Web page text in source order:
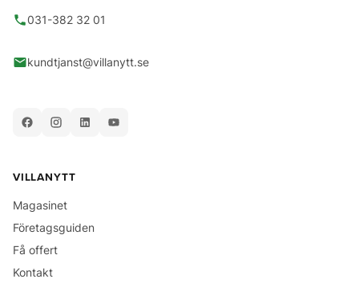
031-382 32 01
kundtjanst@villanytt.se
VILLANYTT
Magasinet
Företagsguiden
Få offert
Kontakt